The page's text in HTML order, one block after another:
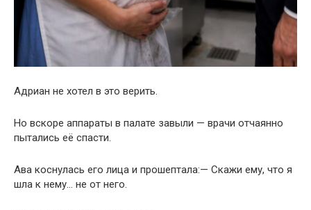
Адриан не хотел в это верить.
Но вскоре аппараты в палате завыли — врачи отчаянно
пытались её спасти.
Ава коснулась его лица и прошептала:— Скажи ему, что я
шла к нему… не от него.